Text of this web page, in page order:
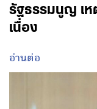
รัฐธรรมนูญ เ
เนื่อง
อ่านต่อ